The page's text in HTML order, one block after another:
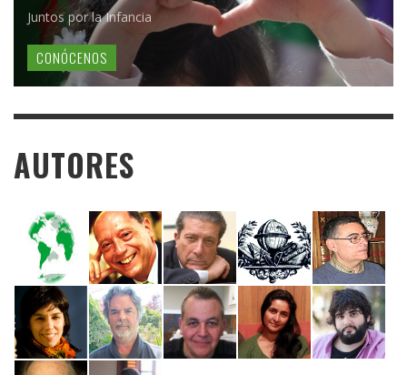
Juntos por la Infancia
CONÓCENOS
AUTORES